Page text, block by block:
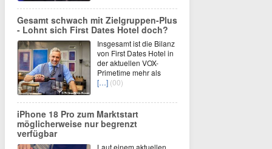
Gesamt schwach mit Zielgruppen-Plus
- Lohnt sich First Dates Hotel doch?
Insgesamt ist die Bilanz
von First Dates Hotel in
der aktuellen VOX-
Primetime mehr als
[…] (00)
iPhone 18 Pro zum Marktstart
möglicherweise nur begrenzt
verfügbar
Laut einem aktuellen